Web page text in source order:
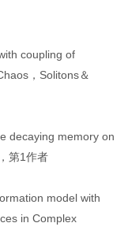
coupling of
，Solitons＆
decaying memory on
第1作者
model with
in Complex